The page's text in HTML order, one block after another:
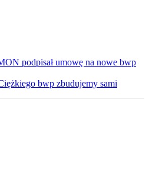
podpisał umowę na nowe bwp
bwp zbudujemy sami